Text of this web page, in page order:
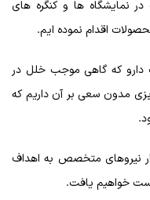
نمایشگاه ها و کنگره های
اقدام نموده ایم.
دارو که گاهی موجب خلل در
مدون سعی بر آن داریم که
نیروهای متخصص به اهداف
دست خواهیم یافت.